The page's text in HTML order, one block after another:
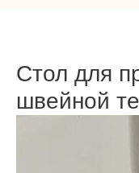
Стол для
швейной